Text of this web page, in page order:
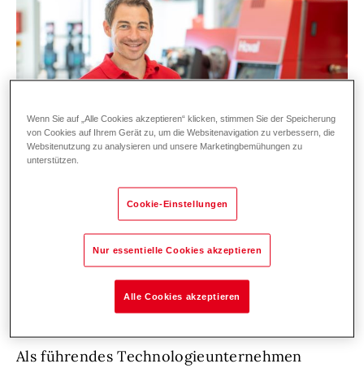
Zur Verstärkung unseres Service-Teams in
der Region Nordwestschweiz suchen wir
Als führendes Technologieunternehmen
Wenn Sie auf „Alle Cookies akzeptieren“ klicken, stimmen Sie der Speicherung
von Cookies auf Ihrem Gerät zu, um die Websitenavigation zu verbessern, die
Websitenutzung zu analysieren und unsere Marketingbemühungen zu
unterstützen.
Cookie-Einstellungen
Nur essentielle Cookies akzeptieren
Alle Cookies akzeptieren